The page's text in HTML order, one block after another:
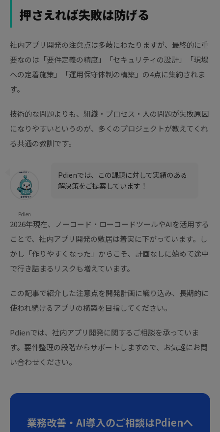
押さえれば失敗は防げる
社内アプリ開発の注意点は多岐にわたりますが、最終的に重
要なのは「要件定義の精度」「セキュリティの設計」「現場
への定着施策」「運用保守体制の構築」の4点に集約されま
す。
技術的な問題よりも、組織・プロセス・人の問題が失敗原因
になりやすいというのが、多くのプロジェクトが教えてくれ
る共通の教訓です。
Pdien
Pdienでは、この課題に対して実績のある
解決策をご提案しています！
2026年現在、ノーコード・ローコードツールやAIを活用する
ことで、社内アプリ開発の敷居は着実に下がっています。し
かし「作りやすくなった」からこそ、計画なしに始めて途中
で行き詰まるリスクも増えています。
この記事で紹介した注意点を開発計画に織り込み、長期的に
使われ続けるアプリの構築を目指してください。
Pdienでは、社内アプリ開発に関するご相談を承っていま
す。要件整理の段階からサポートしますので、お気軽にお問
い合わせください。
業務改善・AI導入のご相談はPdienへ